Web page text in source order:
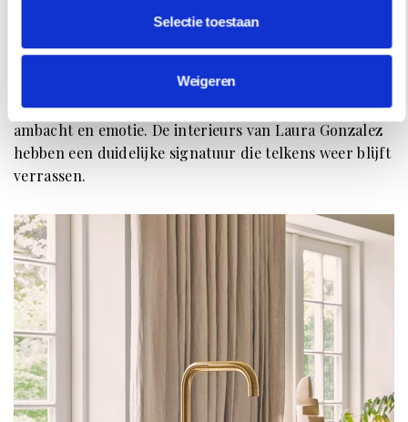
Selectie toestaan
Weigeren
DE UITGESPROKEN INTERIEURWERELD
VAN LAURA GONZALEZ
Een klassieke basis met daarover lagen vol kleur,
ambacht en emotie. De interieurs van Laura Gonzalez
hebben een duidelijke signatuur die telkens weer blijft
verrassen.